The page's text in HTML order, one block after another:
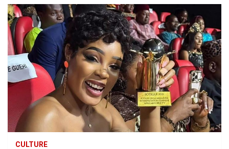
CULTURE